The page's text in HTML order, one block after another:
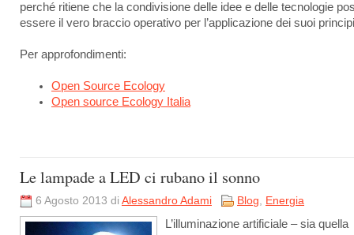
perché ritiene che la condivisione delle idee e delle tecnologie
essere il vero braccio operativo per l’applicazione dei suoi
Per approfondimenti:
Open Source Ecology
Open source Ecology Italia
Le lampade a LED ci rubano il sonno
6 Agosto 2013 di Alessandro Adami Blog, Energia
L’illuminazione artificiale – sia quella